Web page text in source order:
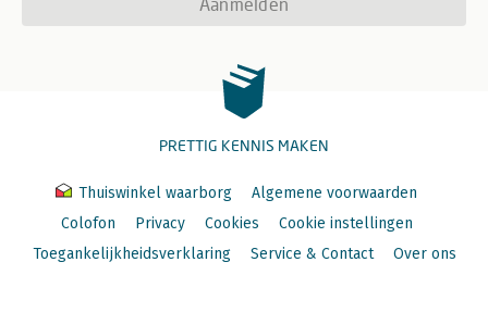
PRETTIG KENNIS MAKEN
Thuiswinkel waarborg
Algemene voorwaarden
Colofon
Privacy Cookies
Cookie instellingen
Toegankelijkheidsverklaring
Service & Contact Over ons